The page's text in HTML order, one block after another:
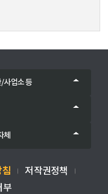
사업소 등
체
저작권정책
부